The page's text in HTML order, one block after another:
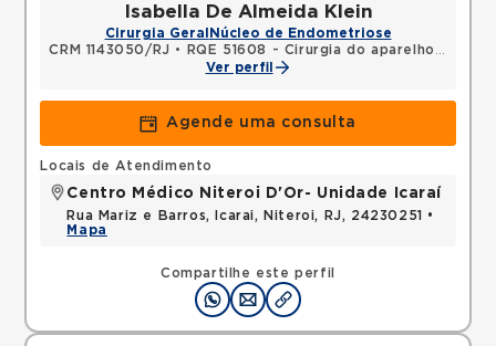
Isabella De Almeida Klein
Cirurgia Geral Núcleo de Endometriose
CRM 1143050/RJ •
RQE 51608 - Cirurgia do aparelho digestivo
Ver perfil
Agende uma consulta
Compartilhe este perfil
Locais de Atendimento
Centro Médico Niteroi D'Or- Unidade Icaraí
Rua Mariz e Barros, Icarai, Niteroi, RJ, 24230251 •
Mapa